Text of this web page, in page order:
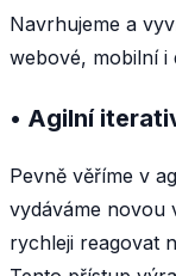
Navrhujeme a
webové, mobilní i
• Agilní
Pevně věříme v
vydáváme novou
rychleji reagovat